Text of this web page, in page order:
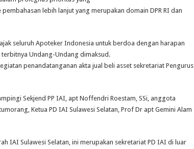
lebih lanjut yang merupakan domain DPR RI dan
seluruh Apoteker Indonesia untuk berdoa dengan harapan
terbitnya Undang-Undang dimaksud.
penandatanganan akta jual beli asset sekretariat Pengurus
Sekjend PP IAI, apt Noffendri Roestam, SSi, anggota
Ketua PD IAI Sulawesi Selatan, Prof Dr apt Gemini Alam
IAI Sulawesi Selatan, ini merupakan sekretariat PD IAI di luar